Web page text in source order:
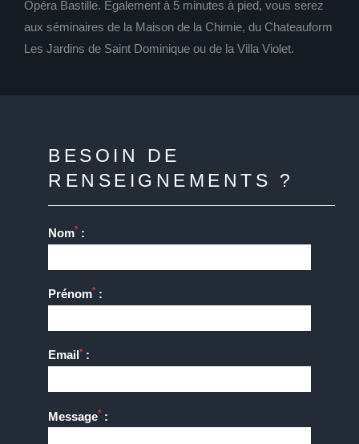
Opéra Bastille. Egalement à 5 minutes à pied, vous serez
aux séminaires de la Maison de la Chimie, du Chateauform
Les Jardins de Saint Dominique ou de la Villa Violet.
BESOIN DE
RENSEIGNEMENTS ?
Nom* :
Prénom* :
Email* :
Message* :